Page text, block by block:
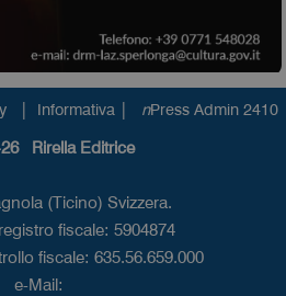
| Informativa | nPress Admin 2410
Rirella Editrice
(Ticino) Svizzera.
fiscale: 5904874
fiscale: 635.56.659.000
e-Mail: